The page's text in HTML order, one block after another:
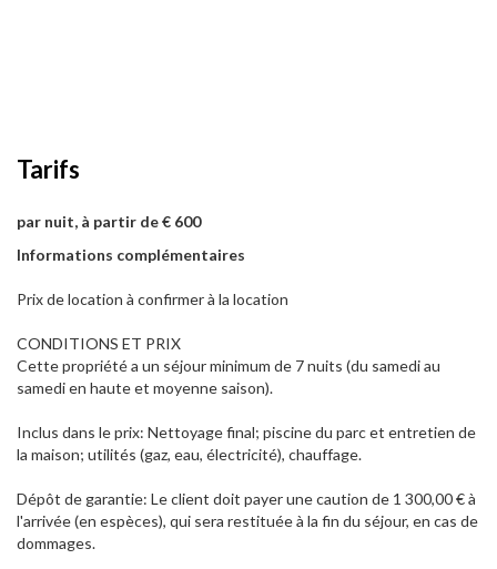
Tarifs
par nuit, à partir de € 600
Informations complémentaires
Prix de location à confirmer à la location
CONDITIONS ET PRIX
Cette propriété a un séjour minimum de 7 nuits (du samedi au
samedi en haute et moyenne saison).
Inclus dans le prix: Nettoyage final; piscine du parc et entretien de
la maison; utilités (gaz, eau, électricité), chauffage.
Dépôt de garantie: Le client doit payer une caution de 1 300,00 € à
l'arrivée (en espèces), qui sera restituée à la fin du séjour, en cas de
dommages.